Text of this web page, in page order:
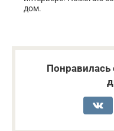
дом.
Понравилась